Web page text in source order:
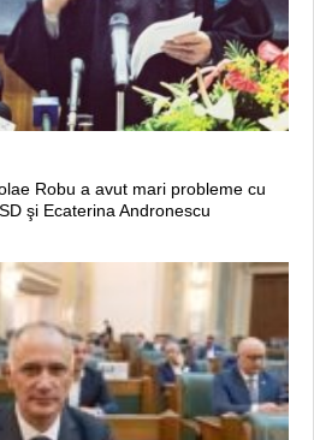
Robu a avut mari probleme cu
şi Ecaterina Andronescu